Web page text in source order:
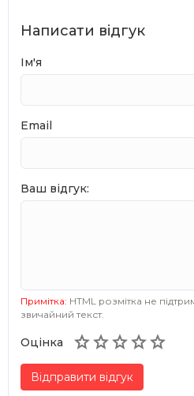
Написати відгук
Ім'я
Email
Ваш відгук:
Примітка: HTML розмітка не
звичайний текст.
Оцінка 
Відправити відгук